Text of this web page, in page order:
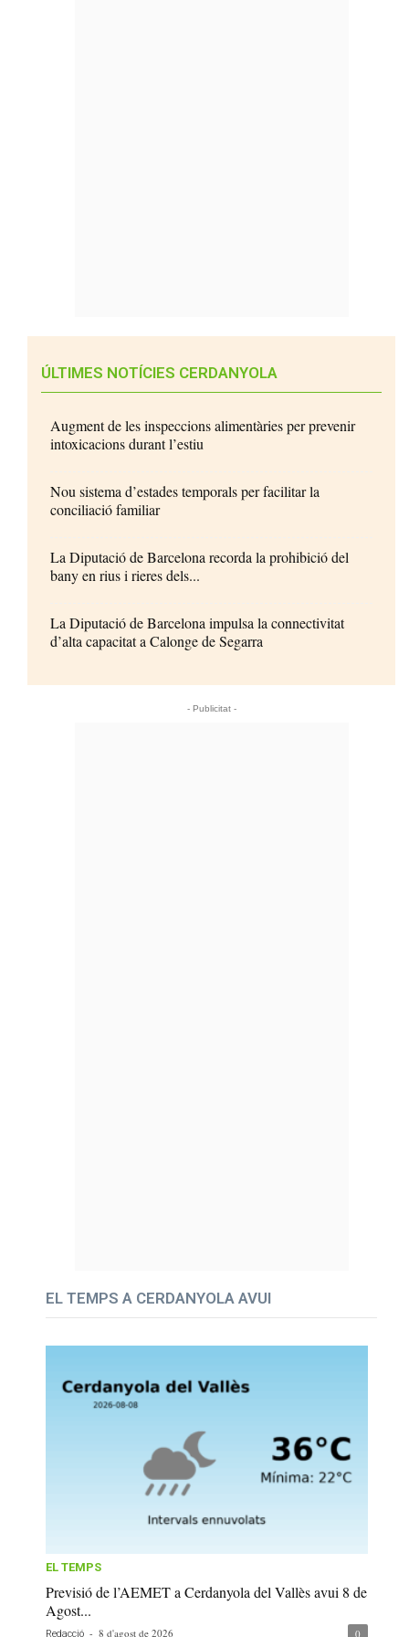
ÚLTIMES NOTÍCIES CERDANYOLA
Augment de les inspeccions alimentàries per prevenir
intoxicacions durant l’estiu
Nou sistema d’estades temporals per facilitar la
conciliació familiar
La Diputació de Barcelona recorda la prohibició del
bany en rius i rieres dels...
La Diputació de Barcelona impulsa la connectivitat
d’alta capacitat a Calonge de Segarra
- Publicitat -
EL TEMPS A CERDANYOLA AVUI
EL TEMPS
Previsió de l’AEMET a Cerdanyola del Vallès avui 8 de
Agost...
Redacció - 8 d'agost de 2026 0